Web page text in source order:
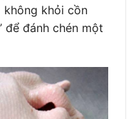
khỏi cồn
để đánh chén một